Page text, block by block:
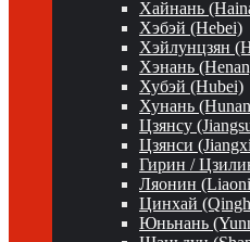
Хайнань
Хэбэй (Hebei)
Хэйлунцзян
Хэнань
Хубэй (Hubei)
Хунань
Цзянсу
Цзянси
Гирин /
Ляонин
Цинхай
Юньнань